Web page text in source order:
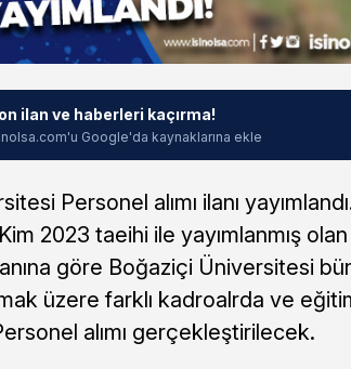
ilan ve haberleri kaçırma!
Google'da kaynaklarına ekle
Personel alımı ilanı
2023 taeihi ile yayımlanmış
göre Boğaziçi Üniversitesi
üzere farklı kadroalrda ve
alımı gerçekleştirilecek.